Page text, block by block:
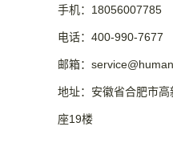
手机：18056007785
电话：400-990-7677
邮箱：
地址：安徽省合肥市
座19楼